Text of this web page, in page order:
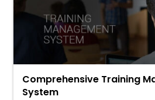
Comprehensive Training
System